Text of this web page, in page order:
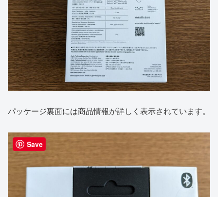
パッケージ裏面には商品情報が詳しく表示されています。
Save